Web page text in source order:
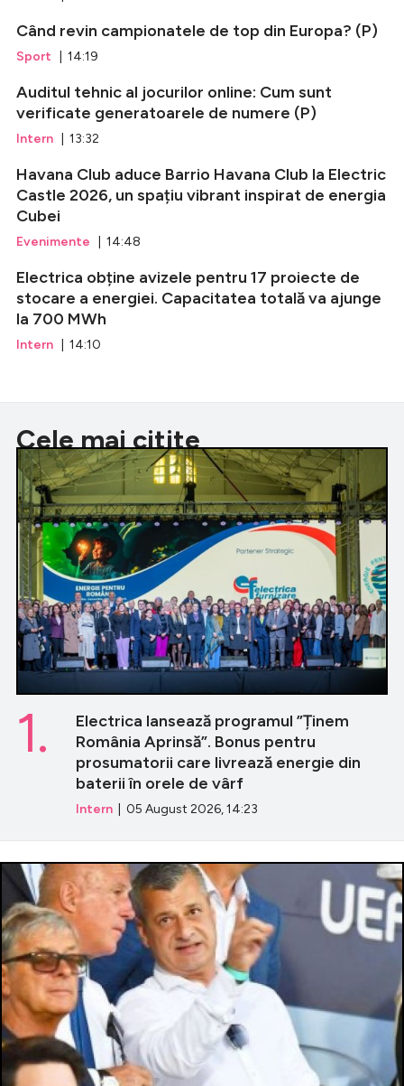
Când revin campionatele de top din Europa? (P)
Sport | 14:19
Auditul tehnic al jocurilor online: Cum sunt
verificate generatoarele de numere (P)
Intern | 13:32
Havana Club aduce Barrio Havana Club la Electric
Castle 2026, un spațiu vibrant inspirat de energia
Cubei
Evenimente | 14:48
Electrica obține avizele pentru 17 proiecte de
stocare a energiei. Capacitatea totală va ajunge
la 700 MWh
Intern | 14:10
Cele mai citite
Electrica lansează programul ”Ținem
România Aprinsă”. Bonus pentru
prosumatorii care livrează energie din
baterii în orele de vârf
Intern | 05 August 2026, 14:23
1.